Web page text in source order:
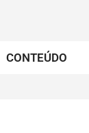
CONTEÚDO